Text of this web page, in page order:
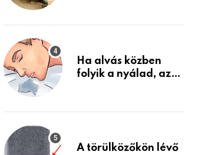
holmiját – amit
életemet
Ha alvás közben
folyik a nyálad, az
A törülközőkön lévő